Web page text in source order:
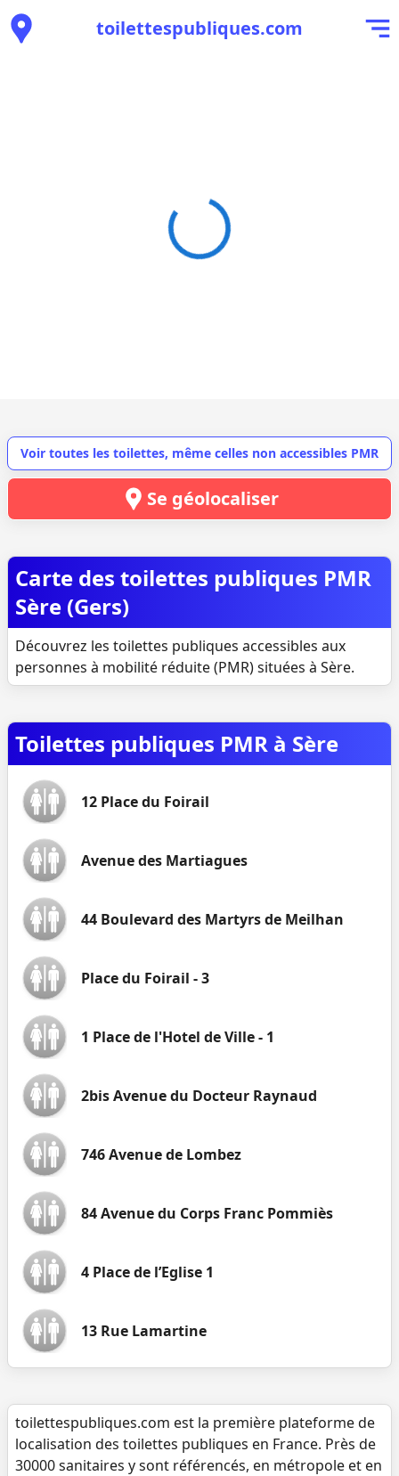
toilettespubliques.com
Voir toutes les toilettes, même celles non accessibles PMR
Se géolocaliser
Carte des toilettes publiques PMR
Sère (Gers)
Découvrez les toilettes publiques accessibles aux
personnes à mobilité réduite (PMR) situées à Sère.
Toilettes publiques PMR à Sère
12 Place du Foirail
Avenue des Martiagues
44 Boulevard des Martyrs de Meilhan
Place du Foirail - 3
1 Place de l'Hotel de Ville - 1
2bis Avenue du Docteur Raynaud
746 Avenue de Lombez
84 Avenue du Corps Franc Pommiès
4 Place de l’Eglise 1
13 Rue Lamartine
toilettespubliques.com est la première plateforme de
localisation des toilettes publiques en France. Près de
30000 sanitaires y sont référencés, en métropole et en